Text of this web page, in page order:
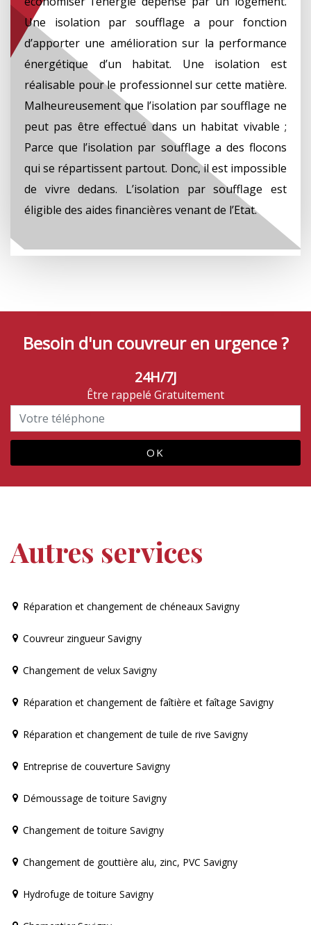
Une isolation par soufflage a pour fonction
d’apporter une amélioration sur la performance
énergétique d’un habitat. Une isolation est
réalisable pour le professionnel sur cette matière.
Malheureusement que l’isolation par soufflage ne
peut pas être effectué dans un habitat vivable ;
Parce que l’isolation par soufflage a des flocons
qui se répartissent partout. Donc, il est impossible
de vivre dedans. L’isolation par soufflage est
éligible des aides financières venant de l’Etat.
Besoin d'un couvreur en urgence ?
24H/7J
Être rappelé Gratuitement
Autres services
Réparation et changement de chéneaux Savigny
Couvreur zingueur Savigny
Changement de velux Savigny
Réparation et changement de faîtière et faîtage Savigny
Réparation et changement de tuile de rive Savigny
Entreprise de couverture Savigny
Démoussage de toiture Savigny
Changement de toiture Savigny
Changement de gouttière alu, zinc, PVC Savigny
Hydrofuge de toiture Savigny